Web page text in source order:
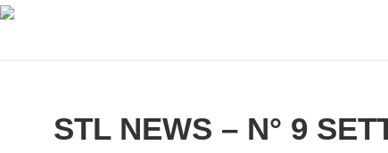
STL NEWS – N° 9